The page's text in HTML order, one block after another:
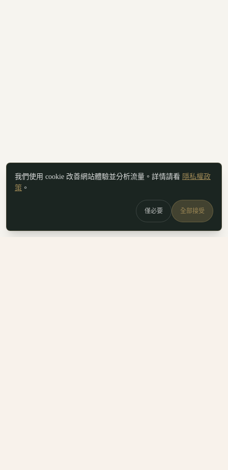
我們使用 cookie 改善網站體驗並分析流量。詳情請看 隱私權政
策 。
僅必要 全部接受